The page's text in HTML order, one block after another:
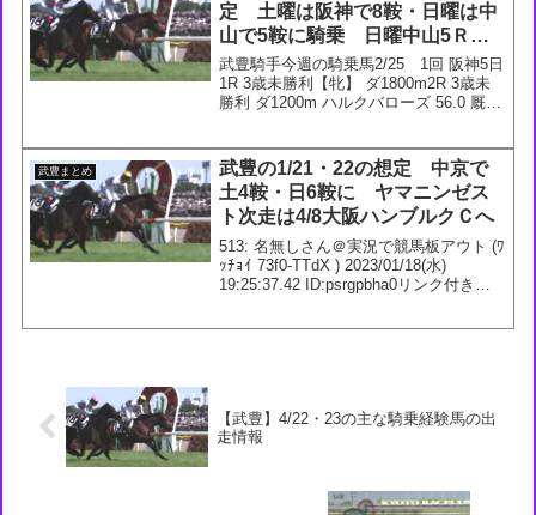
定 土曜は阪神で8鞍・日曜は中
山で5鞍に騎乗 日曜中山5Ｒで
は白毛馬アオラキに騎乗
武豊騎手今週の騎乗馬2/25 1回 阪神5日
1R 3歳未勝利【牝】 ダ1800m2R 3歳未
勝利 ダ1200m ハルクバローズ 56.0 厩
杉山佳...
武豊まとめ
武豊の1/21・22の想定 中京で
土4鞍・日6鞍に ヤマニンゼス
ト次走は4/8大阪ハンブルクＣへ
513: 名無しさん＠実況で競馬板アウト (ﾜ
ｯﾁｮｲ 73f0-TTdX ) 2023/01/18(水)
19:25:37.42 ID:psrgpbha0リンク付き想
【武豊】4/22・23の主な騎乗経験馬の出
走情報